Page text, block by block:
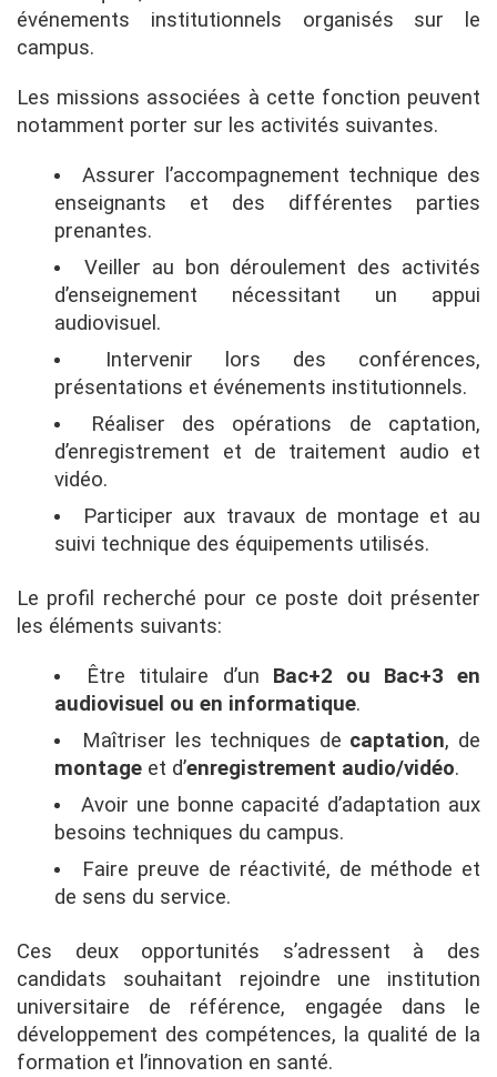
événements institutionnels organisés sur le
campus.
Les missions associées à cette fonction peuvent
notamment porter sur les activités suivantes.
Assurer l’accompagnement technique des
enseignants et des différentes parties
prenantes.
Veiller au bon déroulement des activités
d’enseignement nécessitant un appui
audiovisuel.
Intervenir lors des conférences,
présentations et événements institutionnels.
Réaliser des opérations de captation,
d’enregistrement et de traitement audio et
vidéo.
Participer aux travaux de montage et au
suivi technique des équipements utilisés.
Le profil recherché pour ce poste doit présenter
les éléments suivants:
Être titulaire d’un Bac+2 ou Bac+3 en
audiovisuel ou en informatique.
Maîtriser les techniques de captation, de
montage et d’enregistrement audio/vidéo.
Avoir une bonne capacité d’adaptation aux
besoins techniques du campus.
Faire preuve de réactivité, de méthode et
de sens du service.
Ces deux opportunités s’adressent à des
candidats souhaitant rejoindre une institution
universitaire de référence, engagée dans le
développement des compétences, la qualité de la
formation et l’innovation en santé.